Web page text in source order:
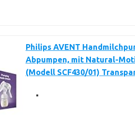
Philips AVENT
Abpumpen, mit Natural-
(Modell SCF430/01)